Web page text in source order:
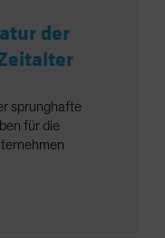
der
sprunghafte
für die